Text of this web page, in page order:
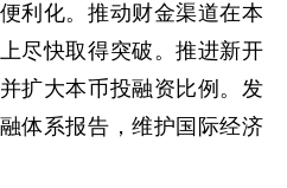
利化。推动财金渠道在本
尽快取得突破。推进新开
扩大本币投融资比例。发
体系报告，维护国际经济